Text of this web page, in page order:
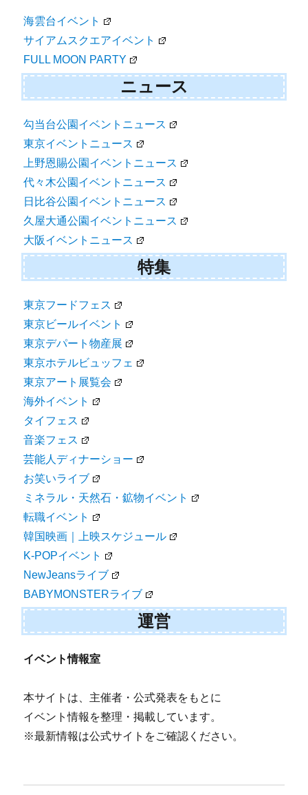
海雲台イベント
サイアムスクエアイベント
FULL MOON PARTY
ニュース
勾当台公園イベントニュース
東京イベントニュース
上野恩賜公園イベントニュース
代々木公園イベントニュース
日比谷公園イベントニュース
久屋大通公園イベントニュース
大阪イベントニュース
特集
東京フードフェス
東京ビールイベント
東京デパート物産展
東京ホテルビュッフェ
東京アート展覧会
海外イベント
タイフェス
音楽フェス
芸能人ディナーショー
お笑いライブ
ミネラル・天然石・鉱物イベント
転職イベント
韓国映画｜上映スケジュール
K-POPイベント
NewJeansライブ
BABYMONSTERライブ
運営
イベント情報室
本サイトは、主催者・公式発表をもとに
イベント情報を整理・掲載しています。
※最新情報は公式サイトをご確認ください。